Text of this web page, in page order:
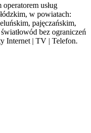
usług
w powiatach:
pajęczańskim,
bez ograniczeń
Internet | TV | Telefon.